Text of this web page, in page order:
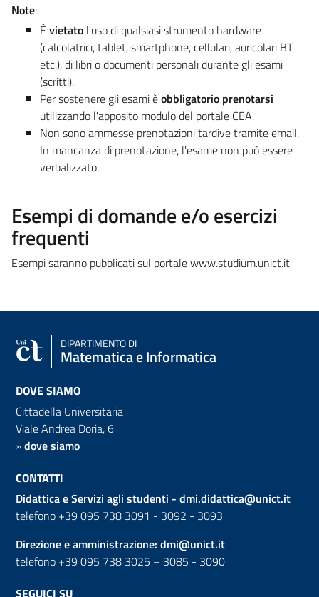
Note:
È vietato l'uso di qualsiasi strumento hardware
(calcolatrici, tablet, smartphone, cellulari, auricolari BT
etc.), di libri o documenti personali durante gli esami
(scritti).
Per sostenere gli esami èobbligatorio prenotarsi
utilizzando l'apposito modulo del portale CEA.
Non sono ammesse prenotazioni tardive tramite email.
In mancanza di prenotazione, l'esame non può essere
verbalizzato.
Esempi di domande e/o esercizi
frequenti
Esempi saranno pubblicati sul portale www.studium.unict.it
DIPARTIMENTO DI
Matematica e Informatica
DOVE SIAMO
Cittadella Universitaria
Viale Andrea Doria, 6
»dove siamo
CONTATTI
Didattica e Servizi agli studenti - dmi.didattica@unict.it
telefono +39 095 738 3091 - 3092 - 3093
Direzione e amministrazione: dmi@unict.it
telefono +39 095 738 3025 – 3085 - 3090
SEGUICI SU